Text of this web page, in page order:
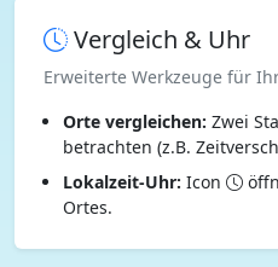
Vergleich & Uhr
Erweiterte Werkzeuge für
Orte vergleichen: Zwei
betrachten (z.B.
Lokalzeit-Uhr: Icon
Ortes.